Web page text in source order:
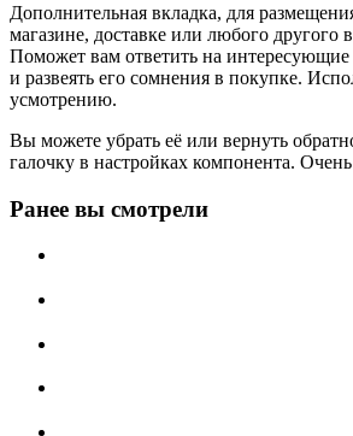
Дополнительная вкладка, для
магазине, доставке или любого другого
Поможет вам ответить на
и развеять его сомнения в покупке.
усмотрению.
Вы можете убрать её или вернуть
галочку в настройках компонента.
Ранее вы смотрели